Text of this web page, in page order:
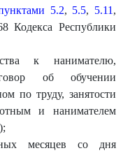
5.2, 5.5, 5.11 ,
Кодекса Республики
к нанимателю,
об обучении
по труду, занятости
и нанимателем
месяцев со дня